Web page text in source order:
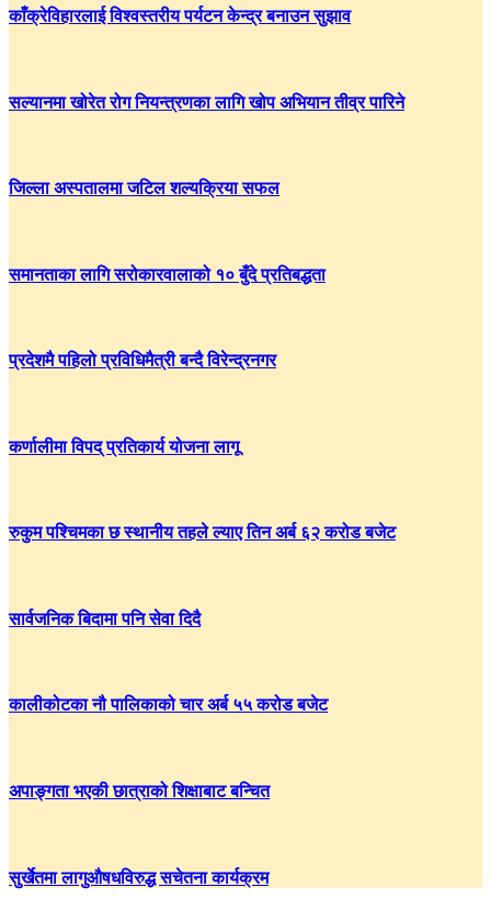
काँक्रेविहारलाई विश्वस्तरीय पर्यटन केन्द्र बनाउन सुझाव
सल्यानमा खोरेत रोग नियन्त्रणका लागि खोप अभियान तीव्र पारिने
जिल्ला अस्पतालमा जटिल शल्यक्रिया सफल
समानताका लागि सरोकारवालाको १० बुँदे प्रतिबद्धता
प्रदेशमै पहिलो प्रविधिमैत्री बन्दै विरेन्द्रनगर
कर्णालीमा विपद् प्रतिकार्य योजना लागू
रुकुम पश्चिमका छ स्थानीय तहले ल्याए तिन अर्ब ६२ करोड बजेट
सार्वजनिक बिदामा पनि सेवा दिदै
कालीकोटका नौ पालिकाको चार अर्ब ५५ करोड बजेट
अपाङ्गता भएकी छात्राको शिक्षाबाट बन्चित
सुर्खेतमा लागुऔषधविरुद्ध सचेतना कार्यक्रम